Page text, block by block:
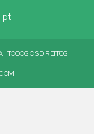
TODOS OS DIREITOS